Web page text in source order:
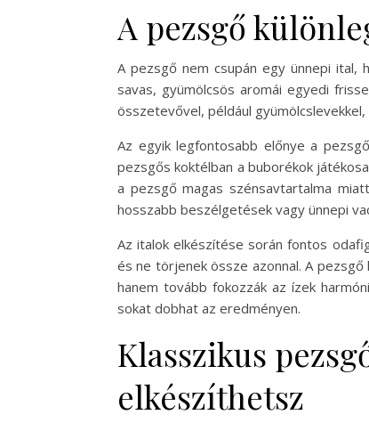
A pezsgő
A pezsgő nem csupán egy ünnepi ital,
savas, gyümölcsös aromái egyedi
összetevővel, például
Az egyik legfontosabb előnye a
pezsgős koktélban a buborékok
a pezsgő magas szénsavtartalma
hosszabb beszélgetések vagy ünnepi
Az italok elkészítése során fontos
és ne törjenek össze azonnal. A
hanem tovább fokozzák az ízek
sokat dobhat az eredményen.
Klasszikus
elkészíthetsz